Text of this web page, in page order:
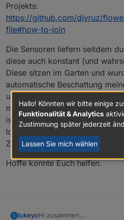
Projekts:
https://github.com/diyruz/
file#how-to-join
Die Sensoren liefern seitdem
diese auch konstant (und
Diese sitzen im Garten und
automatische Beschattung
unterbrochen. Ich habe nun
mit Zigbee hinter der Couch
ist auch im Garten super.
Ich betreibe das ganze mit
ZBBRIDGE PRO und ZHA.
Hoffe konnte Euch helfen.
L lukeyoHi zusammen,
Hallo! Könnten wir bitte einige
Funktionalität & Analytics
Zustimmung später jederzeit
Lassen Sie mich wählen